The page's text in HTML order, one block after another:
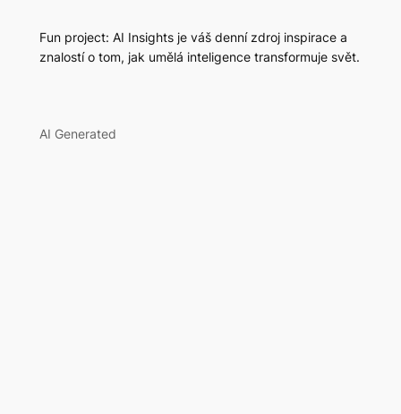
Fun project: AI Insights je váš denní zdroj inspirace a
znalostí o tom, jak umělá inteligence transformuje svět.
AI Generated